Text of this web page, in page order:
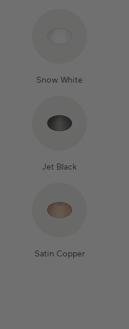
Snow White
Jet Black
Satin Copper